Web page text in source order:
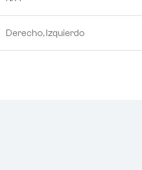
Derecho, Izquierdo